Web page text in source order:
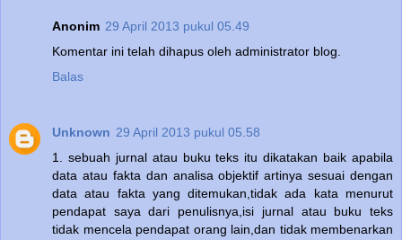
Anonim 29 April 2013 pukul 05.49
Komentar ini telah dihapus oleh administrator blog.
Balas
Unknown 29 April 2013 pukul 05.58
1. sebuah jurnal atau buku teks itu dikatakan baik apabila
data atau fakta dan analisa objektif artinya sesuai dengan
data atau fakta yang ditemukan,tidak ada kata menurut
pendapat saya dari penulisnya,isi jurnal atau buku teks
tidak mencela pendapat orang lain,dan tidak membenarkan